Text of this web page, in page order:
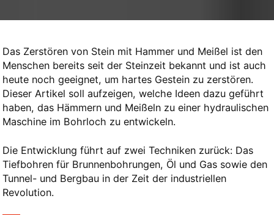
Das Zerstören von Stein mit Hammer und Meißel ist den
Menschen bereits seit der Steinzeit bekannt und ist auch
heute noch geeignet, um hartes Gestein zu zerstören.
Dieser Artikel soll aufzeigen, welche Ideen dazu geführt
haben, das Hämmern und Meißeln zu einer hydraulischen
Maschine im Bohrloch zu entwickeln.
Die Entwicklung führt auf zwei Techniken zurück: Das
Tiefbohren für Brunnenbohrungen, Öl und Gas sowie den
Tunnel- und Bergbau in der Zeit der industriellen
Revolution.